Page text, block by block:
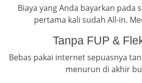
Biaya yang Anda bayarkan pada
pertama kali sudah All-in.
Tanpa FUP &
Bebas pakai internet sepuasnya
menurun di akhir